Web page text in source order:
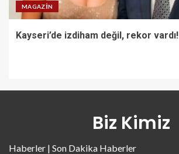
MAGAZIN
Kayseri’de izdiham değil, rekor vardı!
Biz Kimiz
Haberler | Son Dakika Haberler